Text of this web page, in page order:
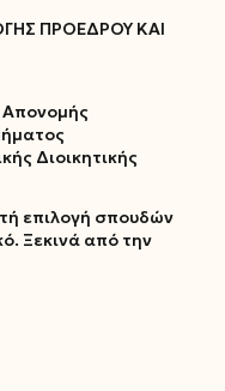
ΠΡΟΕΔΡΟΥ ΚΑΙ
Απονομής
Διοικητικής
επιλογή σπουδών
Ξεκινά από την